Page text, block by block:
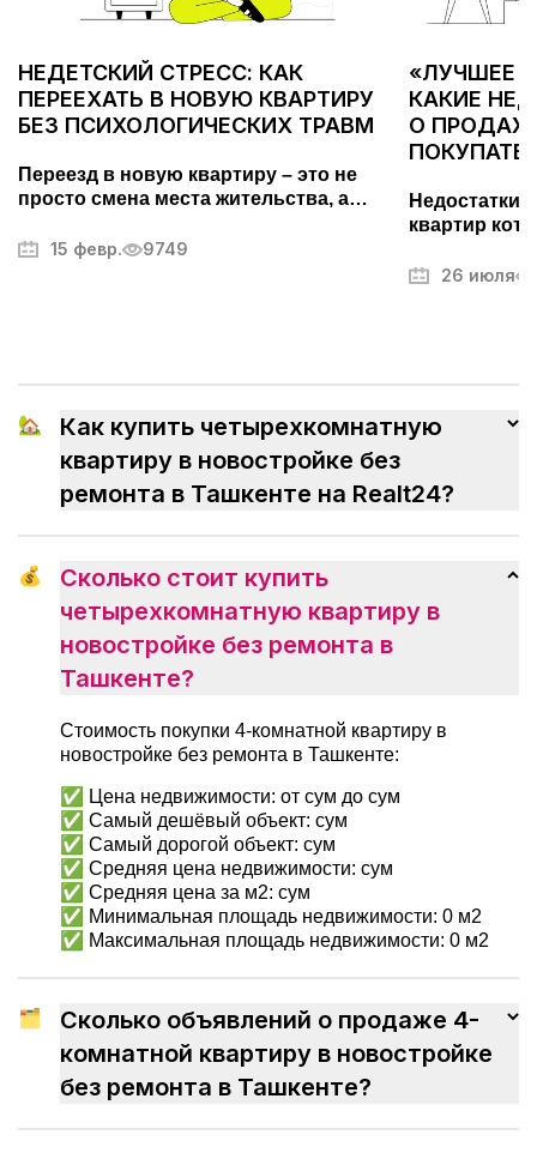
НЕДЕТСКИЙ СТРЕСС: КАК
ПЕРЕЕХАТЬ В НОВУЮ КВАРТИРУ
БЕЗ ПСИХОЛОГИЧЕСКИХ ТРАВМ
Переезд в новую квартиру – это не
просто смена места жительства, а
подготовки. Он может вызывать стресс
организовать переезд, избежать
ненужных волнений и быстрее
привыкнуть к новому дому.
15 февр. 9749
«ЛУЧШЕЕ
КАКИЕ
О
Недостатки
квартир
26 июля
🏡
Как купить четырехкомнатную
квартиру в новостройке без
ремонта в Ташкенте на Realt24?
💰
Сколько стоит купить
четырехкомнатную квартиру в
новостройке без ремонта в
Ташкенте?
Стоимость покупки 4-комнатной квартиру в
новостройке без ремонта в Ташкенте:
✅ Цена недвижимости: от сум до сум
✅ Самый дешёвый объект: сум
✅ Самый дорогой объект: сум
✅ Средняя цена недвижимости: сум
✅ Средняя цена за м2: сум
✅ Минимальная площадь недвижимости: 0 м2
✅ Максимальная площадь недвижимости: 0 м2
🗂
Сколько объявлений о продаже 4-
комнатной квартиру в новостройке
без ремонта в Ташкенте?